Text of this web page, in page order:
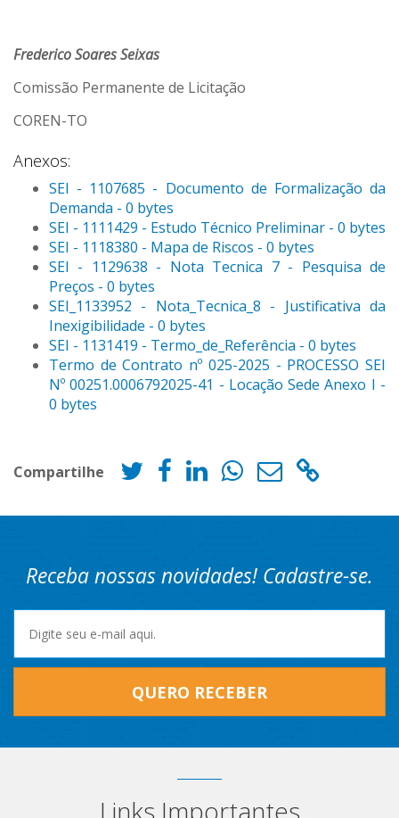
Frederico Soares Seixas
Comissão Permanente de Licitação
COREN-TO
Anexos:
SEI - 1107685 - Documento de Formalização da
Demanda - 0 bytes
SEI - 1111429 - Estudo Técnico Preliminar - 0 bytes
SEI - 1118380 - Mapa de Riscos - 0 bytes
SEI - 1129638 - Nota Tecnica 7 - Pesquisa de
Preços - 0 bytes
SEI_1133952 - Nota_Tecnica_8 - Justificativa da
Inexigibilidade - 0 bytes
SEI - 1131419 - Termo_de_Referência - 0 bytes
Termo de Contrato nº 025-2025 - PROCESSO SEI
Nº 00251.0006792025-41 - Locação Sede Anexo I -
0 bytes
Compartilhe
Receba nossas novidades! Cadastre-se.
QUERO RECEBER